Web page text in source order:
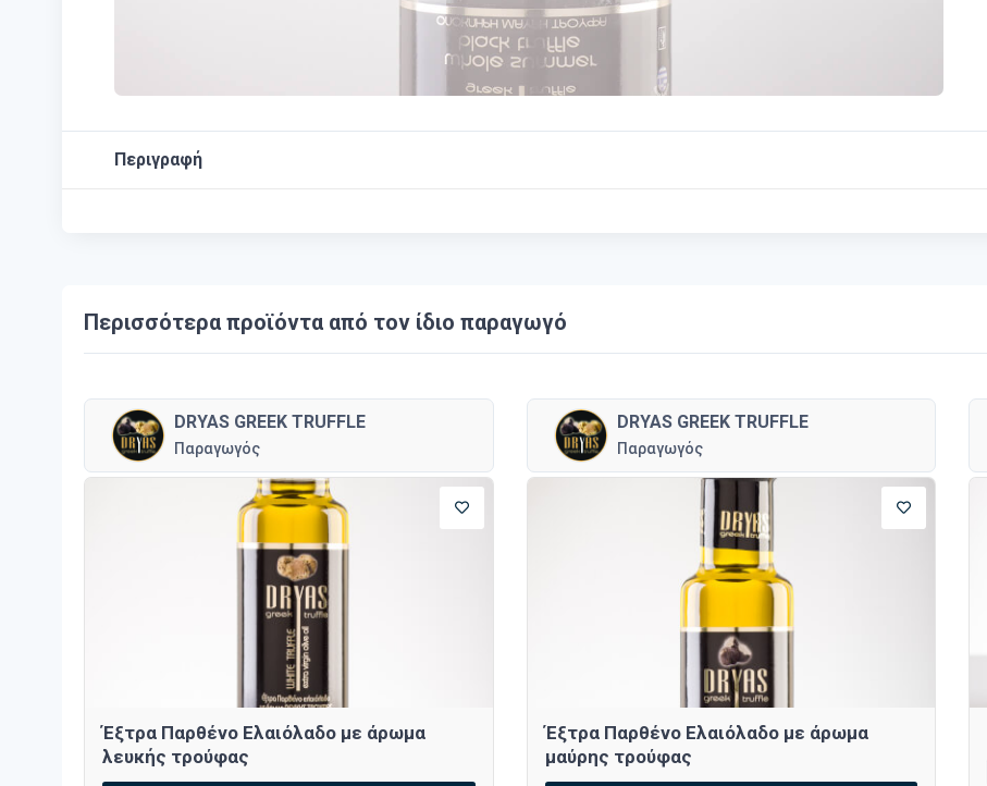
Περιγραφή
Περισσότερα προϊόντα από τον ίδιο παραγωγό
DRYAS GREEK TRUFFLE
Παραγωγός
Έξτρα Παρθένο Ελαιόλαδο με άρωμα
λευκής τρούφας
DRYAS GREEK TRUFFLE
Παραγωγός
Έξτρα Παρθένο Ελαιόλαδο με άρωμα
μαύρης τρούφας